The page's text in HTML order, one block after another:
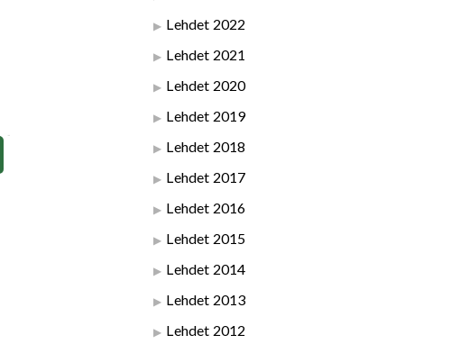
Lehdet 2022
Lehdet 2021
Lehdet 2020
Lehdet 2019
Lehdet 2018
Lehdet 2017
Lehdet 2016
Lehdet 2015
Lehdet 2014
Lehdet 2013
Lehdet 2012